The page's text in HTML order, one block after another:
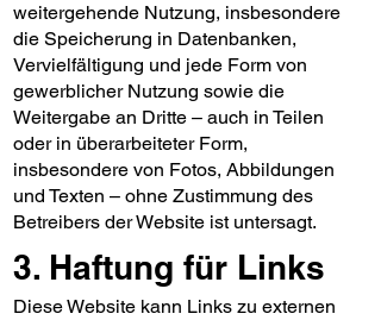
weitergehende Nutzung, insbesondere
die Speicherung in Datenbanken,
Vervielfältigung und jede Form von
gewerblicher Nutzung sowie die
Weitergabe an Dritte – auch in Teilen
oder in überarbeiteter Form,
insbesondere von Fotos, Abbildungen
und Texten – ohne Zustimmung des
Betreibers der Website ist untersagt.
3. Haftung für Links
Diese Website kann Links zu externen